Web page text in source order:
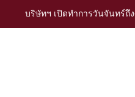
บริษัทฯ เปิดทำการวันจันทร์ถึง